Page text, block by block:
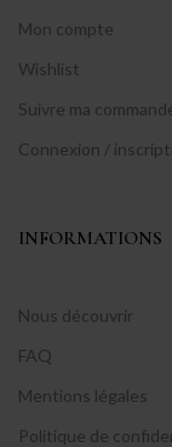
Mon compte
Wishlist
Suivre ma
Connexion /
INFORMATIONS
Nous découvrir
FAQ
Mentions légales
Politique de